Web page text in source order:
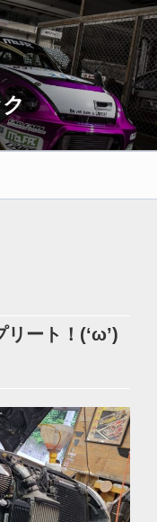
ート！(‘ω’)